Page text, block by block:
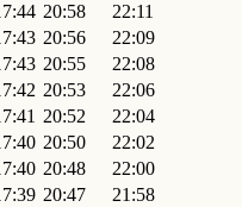
20:58
22:11
20:56
22:09
20:55
22:08
20:53
22:06
20:52
22:04
20:50
22:02
20:48
22:00
20:47
21:58